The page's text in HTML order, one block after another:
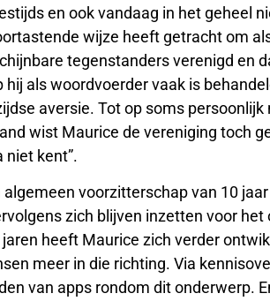
en ook vandaag in het geheel
wijze heeft getracht om
tegenstanders verenigd en
hij als woordvoerder vaak is
aversie. Tot op soms
wist Maurice de vereniging toch
niet kent”.
algemeen voorzitterschap van 10
zich blijven inzetten voor
jaren heeft Maurice zich verder
meer in die richting. Via
van apps rondom dit onderwerp.